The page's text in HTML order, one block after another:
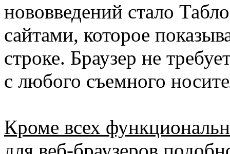
нововведений стало
сайтами, которое
строке. Браузер не
с любого съемного
Кроме всех